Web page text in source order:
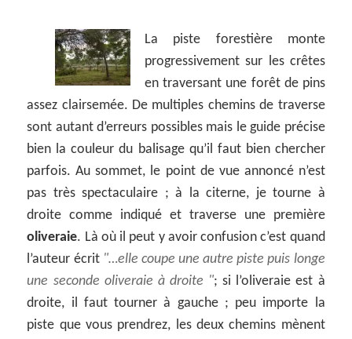
La piste forestière monte
progressivement sur les crêtes
en traversant une forêt de pins
assez clairsemée. De multiples chemins de traverse
sont autant d’erreurs possibles mais le guide précise
bien la couleur du balisage qu’il faut bien chercher
parfois. Au sommet, le point de vue annoncé n’est
pas très spectaculaire ; à la citerne, je tourne à
droite comme indiqué et traverse une première
oliveraie. Là où il peut y avoir confusion c’est quand
l’auteur écrit …elle coupe une autre piste puis longe
une seconde oliveraie à droite
; si l’oliveraie est à
droite, il faut tourner à gauche ; peu importe la
piste que vous prendrez, les deux chemins mènent